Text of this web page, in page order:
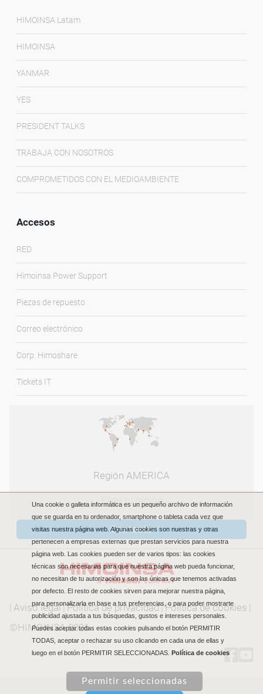
HIMOINSA Latam
HIMOINSA
YANMAR
YES
PRESIDENT TALKS
TRABAJA CON NOSOTROS
COMPROMETIDOS CON EL MEDIOAMBIENTE
Accesos
RED
Himoinsa Power Support
Piezas de repuesto
Correo electrónico
Corp. Himoshare
Tickets IT
Región AMERICA
Elige tu región
Contacto
Aviso legal| Política de privacidad|Política de cookies
©HIMOINSA 2026
Una cookie o galleta informática es un pequeño archivo de información
que se guarda en tu ordenador, smartphone o tableta cada vez que
visitas nuestra página web. Algunas cookies son nuestras y otras
pertenecen a empresas externas que prestan servicios para nuestra
página web. Las cookies pueden ser de varios tipos: las cookies
técnicas son necesarias para que nuestra página web pueda funcionar,
no necesitan de tu autorización y son las únicas que tenemos activadas
por defecto. El resto de cookies sirven para mejorar nuestra página,
para personalizarla en base a tus preferencias, o para poder mostrarte
publicidad ajustada a tus búsquedas, gustos e intereses personales.
Puedes aceptar todas estas cookies pulsando el botón PERMITIR
TODAS, aceptar o rechazar su uso clicando en cada una de ellas y
luego en el botón PERMITIR SELECCIONADAS. Política de cookies